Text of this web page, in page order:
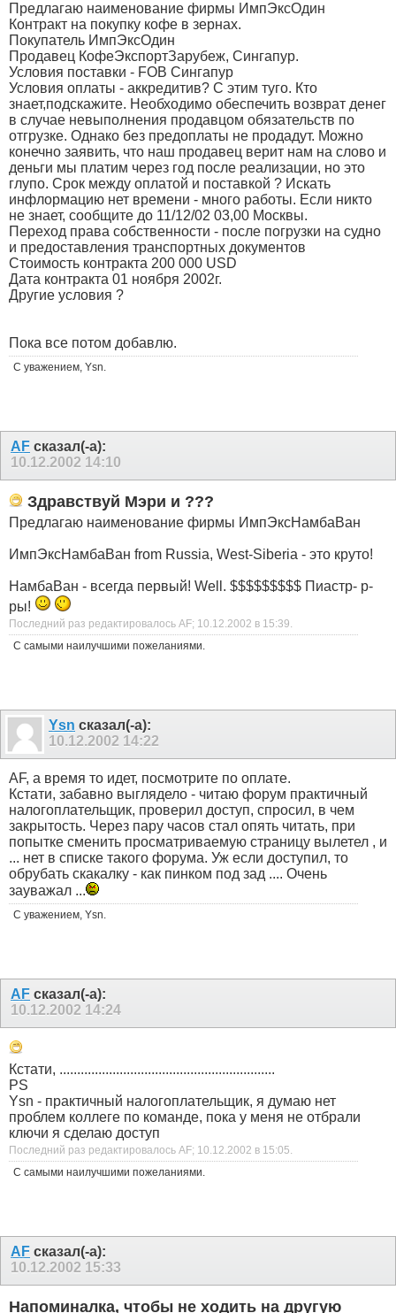
Предлагаю наименование фирмы ИмпЭксОдин
Контракт на покупку кофе в зернах.
Покупатель ИмпЭксОдин
Продавец КофеЭкспортЗарубеж, Сингапур.
Условия поставки - FOB Сингапур
Условия оплаты - аккредитив? С этим туго. Кто
знает,подскажите. Необходимо обеспечить возврат денег
в случае невыполнения продавцом обязательств по
отгрузке. Однако без предоплаты не продадут. Можно
конечно заявить, что наш продавец верит нам на слово и
деньги мы платим через год после реализации, но это
глупо. Срок между оплатой и поставкой ? Искать
инфлормацию нет времени - много работы. Если никто
не знает, сообщите до 11/12/02 03,00 Москвы.
Переход права собственности - после погрузки на судно
и предоставления транспортных документов
Стоимость контракта 200 000 USD
Дата контракта 01 ноября 2002г.
Другие условия ?
Пока все потом добавлю.
С уважением, Ysn.
AF сказал(-а):
10.12.2002 14:10
Здравствуй Мэри и ???
Предлагаю наименование фирмы ИмпЭксНамбаВан
ИмпЭксНамбаВан from Russia, West-Siberia - это круто!
НамбаВан - всегда первый! Well. $$$$$$$$$ Пиастр- р-
ры!
Последний раз редактировалось AF; 10.12.2002 в 15:39
С самыми наилучшими пожеланиями.
Ysn сказал(-а):
10.12.2002 14:22
AF, а время то идет, посмотрите по оплате.
Кстати, забавно выглядело - читаю форум практичный
налогоплательщик, проверил доступ, спросил, в чем
закрытость. Через пару часов стал опять читать, при
попытке сменить просматриваемую страницу вылетел , и
... нет в списке такого форума. Уж если доступил, то
обрубать скакалку - как пинком под зад .... Очень
зауважал ...
С уважением, Ysn.
AF сказал(-а):
10.12.2002 14:24
Кстати, .............................................................
PS
Ysn - практичный налогоплательщик, я думаю нет
проблем коллеге по команде, пока у меня не отбрали
ключи я сделаю доступ
Последний раз редактировалось AF; 10.12.2002 в 15:05.
С самыми наилучшими пожеланиями.
AF сказал(-а):
10.12.2002 15:33
Напоминалка, чтобы не ходить на другую